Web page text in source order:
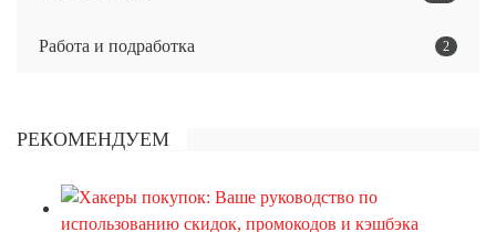
Работа и подработка 2
РЕКОМЕНДУЕМ